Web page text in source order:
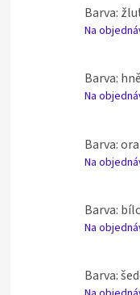
Barva:
Na
Barva:
Na
Barva:
Na
Barva:
Na
Barva: